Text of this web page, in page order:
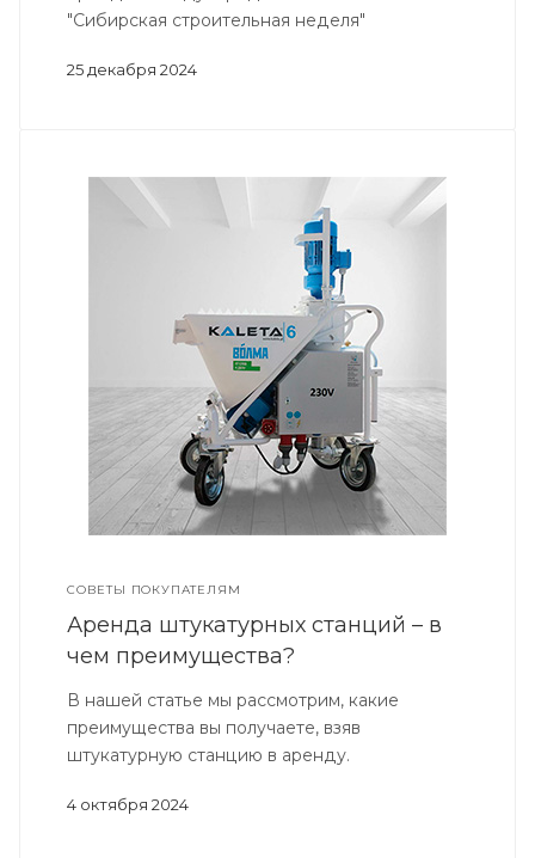
25 декабря 2024
"Сибирская строительная неделя"
СОВЕТЫ ПОКУПАТЕЛЯМ
4 октября 2024
Аренда штукатурных станций – в
чем преимущества?
В нашей статье мы рассмотрим, какие
преимущества вы получаете, взяв
штукатурную станцию в аренду.